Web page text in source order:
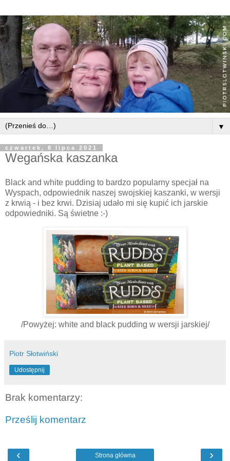
▼
czwartek, 8 lipca 2021
Wegańska kaszanka
Black and white pudding to bardzo popularny specjał na
Wyspach, odpowiednik naszej swojskiej kaszanki, w wersji
z krwią - i bez krwi. Dzisiaj udało mi się kupić ich jarskie
odpowiedniki. Są świetne :-)
/Powyżej: white and black pudding w wersji jarskiej/
Piotr Słotwiński
Udostępnij
Brak komentarzy:
Prześlij komentarz
‹ ›
Strona główna